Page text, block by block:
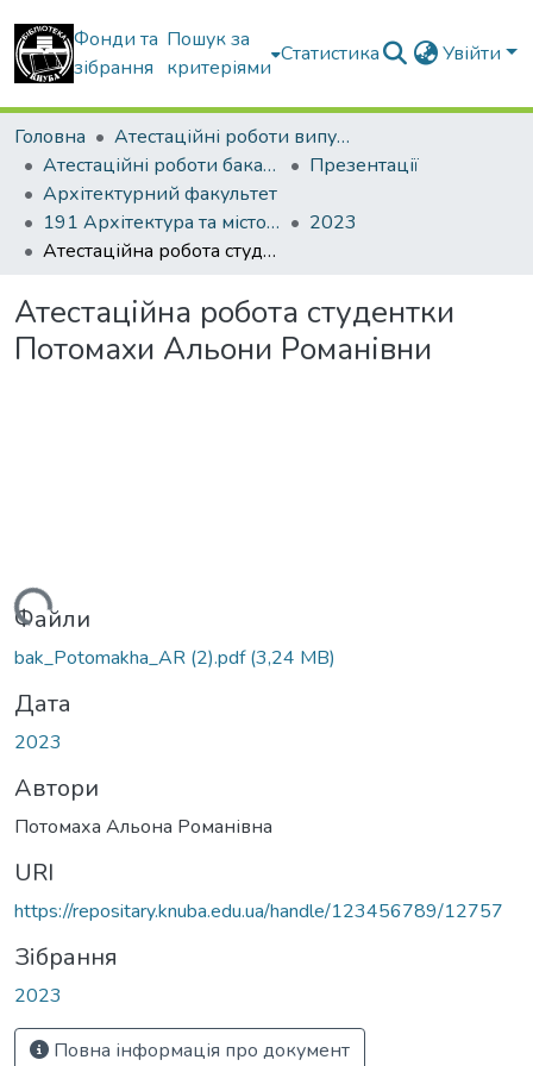
Фонди та
зібрання
Пошук за
критеріями
Статистика Увійти
Головна
Атестаційні роботи випускників
Атестаційні роботи бакалаврів
Презентації
Архітектурний факультет
191 Архітектура та містобудування
2023
Атестаційна робота студентки Потомахи Альони Романівни
Атестаційна робота студентки
Потомахи Альони Романівни
Вантажиться...
Файли
bak_Potomakha_AR (2).pdf(3,24 MB)
Дата
2023
Автори
Потомаха Альона Романівна
URI
https://repositary.knuba.edu.ua/handle/123456789/12757
Зібрання
2023
Повна інформація про документ